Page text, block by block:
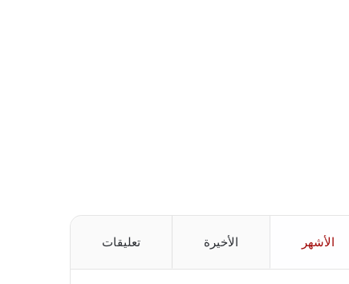
الأشهر الأخيرة تعليقات